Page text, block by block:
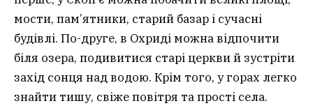
мости, пам’ятники, старий базар і сучасні
будівлі. По-друге, в Охриді можна відпочити
біля озера, подивитися старі церкви й зустріти
захід сонця над водою. Крім того, у горах легко
знайти тишу, свіже повітря та прості села.